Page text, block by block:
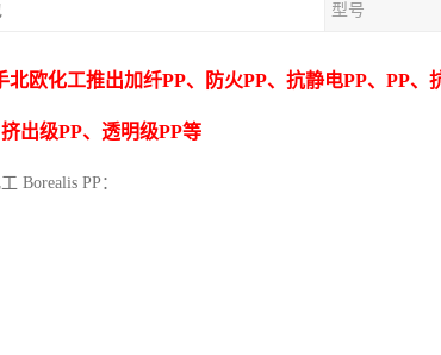
型号
北欧化工推出加纤PP、防火PP、抗静电PP、 PP、
出级PP、透明级PP等
Borealis PP：